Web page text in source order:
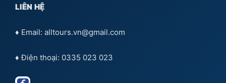
LIÊN HỆ
♦ Email: alltours.vn@gmail.com
♦ Điện thoại: 0335 023 023